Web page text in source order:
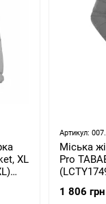
XL
Артикул:
Міська
Pro
1 806 грн